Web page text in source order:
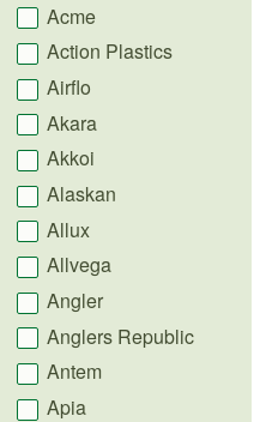
Acme
Action Plastics
Airflo
Akara
Akkoi
Alaskan
Allux
Allvega
Angler
Anglers Republic
Antem
Apia